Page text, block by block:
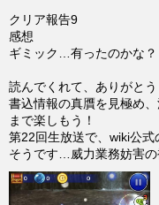
クリア報告9
感想
ギミック…有ったのかな
読んでくれて、ありがとう
書込情報の真贋を見極め
まで楽しもう！
第22回生放送で、wiki公
そうです…威力業務妨害